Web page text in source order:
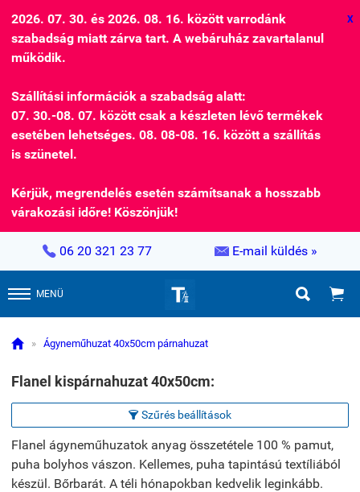
2026. 07. 30. és 2026. 08. 16. között varrodánk
szabadság miatt zárva tart. A webáruház zavartalanul
működik.
Szállítási információk a szabadság alatt:
07. 30.-08. 07. között csak a készleten lévő termékek
esetében lehetséges. 08. 08-08. 16. között a szállítás
is szünetel.
Kérjük, megrendelés esetén számítsanak a hosszabb
várakozási időre! Köszönjük!
X
 06 20 321 23 77  E-mail küldés »
MENÜ  
 » Ágyneműhuzat 40x50cm párnahuzat
Flanel kispárnahuzat 40x50cm:
 Szűrés beállítások
Flanel ágyneműhuzatok anyag összetétele 100 % pamut,
puha bolyhos vászon. Kellemes, puha tapintású textíliából
készül. Bőrbarát. A téli hónapokban kedvelik leginkább.